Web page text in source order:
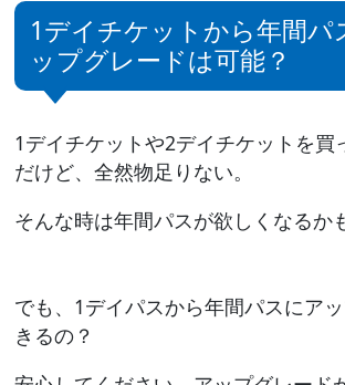
1デイチケットから年間パ
ップグレードは可能？
1デイチケットや2デイチケットを買
だけど、全然物足りない。
そんな時は年間パスが欲しくなるか
でも、1デイパスから年間パスにア
きるの？